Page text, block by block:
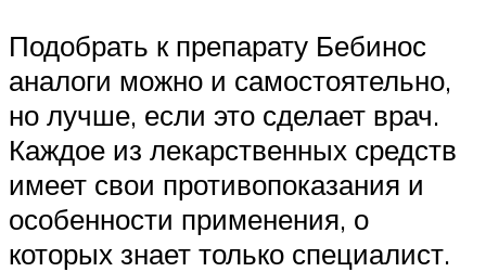
Подобрать к препарату Бебинос
аналоги можно и самостоятельно,
но лучше, если это сделает врач.
Каждое из лекарственных средств
имеет свои противопоказания и
особенности применения, о
которых знает только специалист.